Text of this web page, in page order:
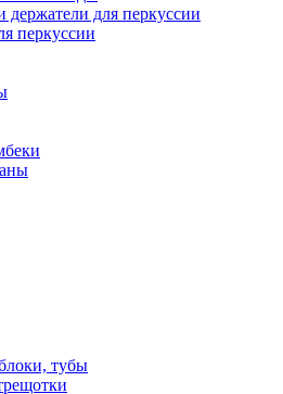
держатели для перкуссии
перкуссии
тубы